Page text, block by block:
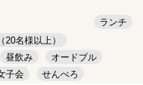
ランチ
20名様以上）
昼飲み
オードブル
子会
せんべろ